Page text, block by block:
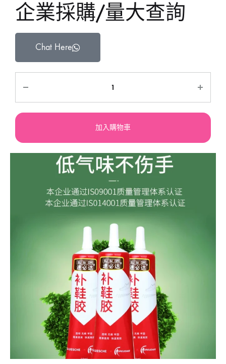
企業採購/量大查詢
Chat Here
加入購物車